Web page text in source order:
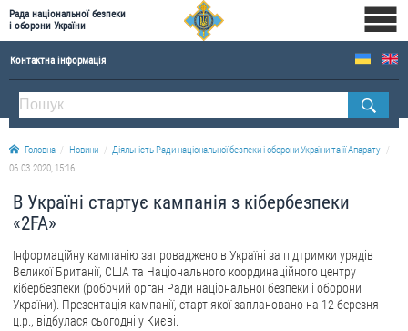
Рада національної безпеки
і оборони України
Контактна інформація
ПРО РНБОУ
Склад Ради національної безпеки і оборони України
Апарат Ради національної безпеки і оборони України
Історична довідка про діяльність Ради національної безпеки і оборони України
ПРЕСЦЕНТР
Новини
Головна Новини
Діяльність Ради національної безпеки і оборони України та її Апарату
06.03.2020, 15:16
В Україні стартує кампанія з кібербезпеки
«2FA»
Інформаційну кампанію запроваджено в Україні за підтримки урядів
Великої Британії, США та Національного координаційного центру
кібербезпеки (робочий орган Ради національної безпеки і оборони
України). Презентація кампанії, старт якої заплановано на 12 березня
ц.р., відбулася сьогодні у Києві.